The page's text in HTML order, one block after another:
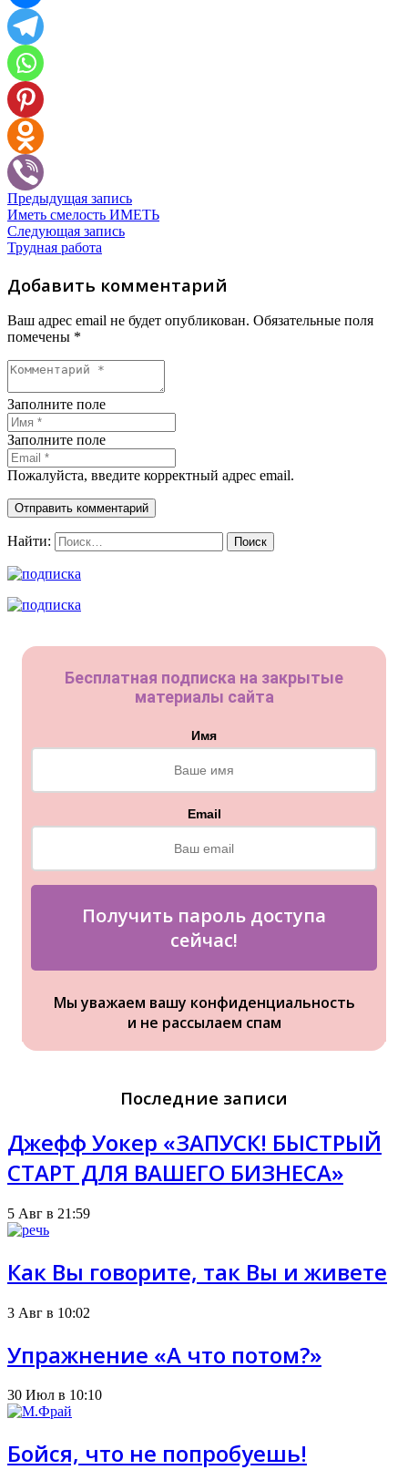
Предыдущая запись
Иметь смелость ИМЕТЬ
Следующая запись
Трудная работа
Добавить комментарий
Ваш адрес email не будет опубликован. Обязательные поля
помечены *
Заполните поле
Заполните поле
Пожалуйста, введите корректный адрес email.
Отправить комментарий
Найти:
Бесплатная подписка на закрытые
материалы сайта
Имя
Email
Получить пароль доступа
сейчас!
Мы уважаем вашу конфиденциальность
и не рассылаем спам
Последние записи
Джефф Уокер «ЗАПУСК! БЫСТРЫЙ
СТАРТ ДЛЯ ВАШЕГО БИЗНЕСА»
5 Авг в 21:59
Как Вы говорите, так Вы и живете
3 Авг в 10:02
Упражнение «А что потом?»
30 Июл в 10:10
Бойся, что не попробуешь!